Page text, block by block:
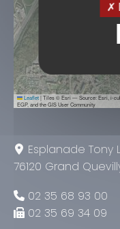
Leaflet |Tiles © Esri — Source: Esri, i-
EGP, and the GIS User Community
Esplanade Tony
76120 Grand
02 35 68 93 00
02 35 69 34 09